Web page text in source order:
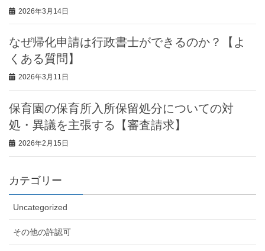
2026年3月14日
なぜ帰化申請は行政書士ができるのか？【よ
くある質問】
2026年3月11日
保育園の保育所入所保留処分についての対
処・異議を主張する【審査請求】
2026年2月15日
カテゴリー
Uncategorized
その他の許認可